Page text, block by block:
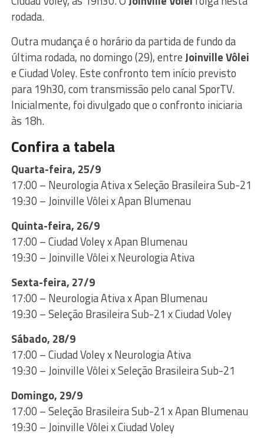
rodada.
Outra mudança é o horário da partida de fundo da
última rodada, no domingo (29), entreJoinville Vôlei
e Ciudad Voley. Este confronto tem início previsto
para 19h30, com transmissão pelo canal SporTV.
Inicialmente, foi divulgado que o confronto iniciaria
às 18h.
Confira a tabela
Quarta-feira, 25/9
17:00 – Neurologia Ativa x Seleção Brasileira Sub-21
19:30 – Joinville Vôlei x Apan Blumenau
Quinta-feira, 26/9
17:00 – Ciudad Voley x Apan Blumenau
19:30 – Joinville Vôlei x Neurologia Ativa
Sexta-feira, 27/9
17:00 – Neurologia Ativa x Apan Blumenau
19:30 – Seleção Brasileira Sub-21 x Ciudad Voley
Sábado, 28/9
17:00 – Ciudad Voley x Neurologia Ativa
19:30 – Joinville Vôlei x Seleção Brasileira Sub-21
Domingo, 29/9
17:00 – Seleção Brasileira Sub-21 x Apan Blumenau
19:30 – Joinville Vôlei x Ciudad Voley